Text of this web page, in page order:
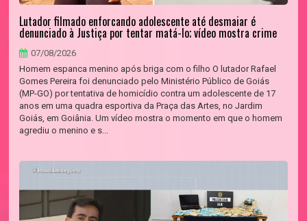
Lutador filmado enforcando adolescente até desmaiar é
denunciado à Justiça por tentar matá-lo; vídeo mostra crime
07/08/2026
Homem espanca menino após briga com o filho O lutador Rafael
Gomes Pereira foi denunciado pelo Ministério Público de Goiás
(MP-GO) por tentativa de homicídio contra um adolescente de 17
anos em uma quadra esportiva da Praça das Artes, no Jardim
Goiás, em Goiânia. Um vídeo mostra o momento em que o homem
agrediu o menino e s...